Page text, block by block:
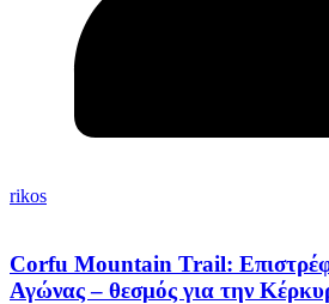
rikos
Corfu Mountain Trail:
Αγώνας – θεσμός για την